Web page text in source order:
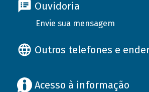
Ouvidoria
Envie sua mensagem
Outros telefones e
Acesso à informação